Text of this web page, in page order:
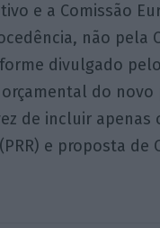
e a Comissão
não pela
divulgado
do
de incluir apenas
e proposta de